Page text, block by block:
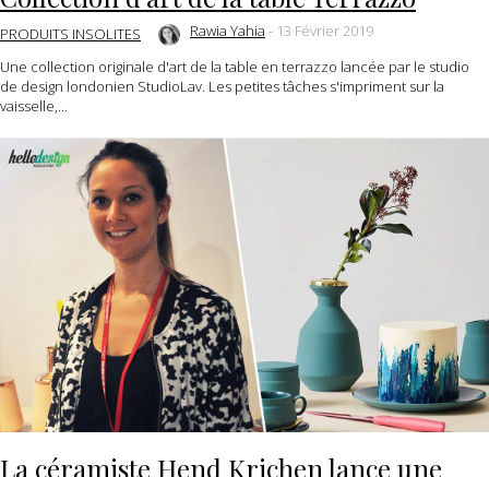
PRODUITS INSOLITES Rawia Yahia - 13 Février 2019
Une collection originale d'art de la table en terrazzo lancée par le studio
de design londonien StudioLav. Les petites tâches s'impriment sur la
vaisselle,...
La céramiste Hend Krichen lance une